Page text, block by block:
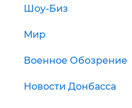
Шоу-Биз
Мир
Военное Обозрение
Новости Донбасса